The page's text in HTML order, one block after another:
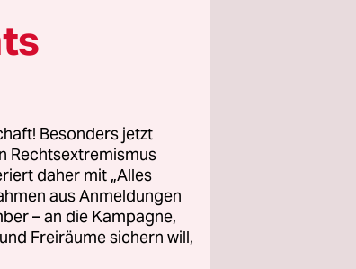
Besonders jetzt
Rechtsextremismus
daher mit „Alles
aus Anmeldungen
– an die Kampagne,
Freiräume sichern will,